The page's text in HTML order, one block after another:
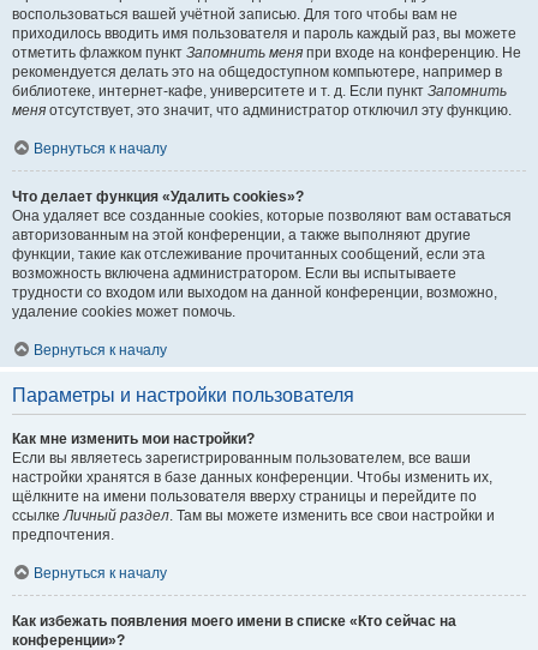
воспользоваться вашей учётной записью. Для того чтобы вам не
приходилось вводить имя пользователя и пароль каждый раз, вы можете
отметить флажком пункт Запомнить меня при входе на конференцию. Не
рекомендуется делать это на общедоступном компьютере, например в
библиотеке, интернет-кафе, университете и т. д. Если пункт Запомнить
меня отсутствует, это значит, что администратор отключил эту функцию.
Вернуться к началу
Что делает функция «Удалить cookies»?
Она удаляет все созданные cookies, которые позволяют вам оставаться
авторизованным на этой конференции, а также выполняют другие
функции, такие как отслеживание прочитанных сообщений, если эта
возможность включена администратором. Если вы испытываете
трудности со входом или выходом на данной конференции, возможно,
удаление cookies может помочь.
Вернуться к началу
Параметры и настройки пользователя
Как мне изменить мои настройки?
Если вы являетесь зарегистрированным пользователем, все ваши
настройки хранятся в базе данных конференции. Чтобы изменить их,
щёлкните на имени пользователя вверху страницы и перейдите по
ссылкеЛичный раздел. Там вы можете изменить все свои настройки и
предпочтения.
Вернуться к началу
Как избежать появления моего имени в списке «Кто сейчас на
конференции»?